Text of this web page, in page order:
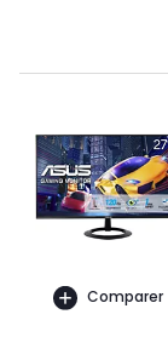
Comparer